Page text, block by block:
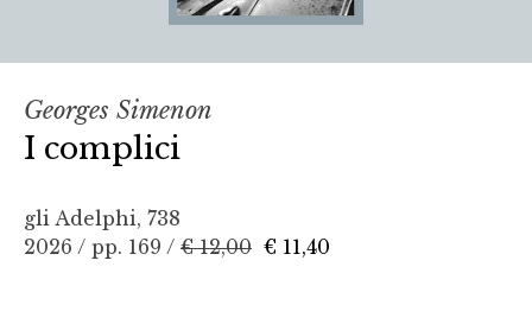
Georges Simenon
I complici
gli Adelphi, 738
2026 / pp. 169 / € 12,00 € 11,40